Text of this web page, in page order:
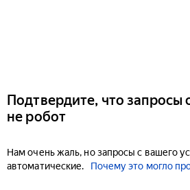
Подтвердите, что запросы
не робот
Нам очень жаль, но запросы с вашего
автоматические.
Почему это могло